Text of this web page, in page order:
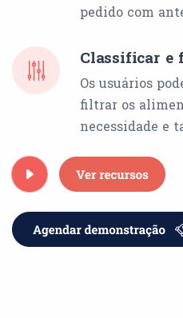
pedido com
Classificar e
Os usuários
filtrar os
necessidade e